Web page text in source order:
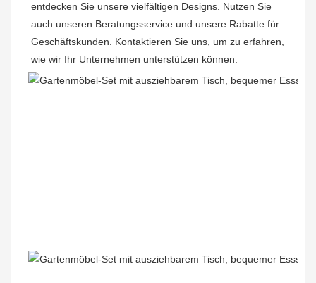
entdecken Sie unsere vielfältigen Designs. Nutzen Sie
auch unseren Beratungsservice und unsere Rabatte für
Geschäftskunden. Kontaktieren Sie uns, um zu erfahren,
wie wir Ihr Unternehmen unterstützen können.